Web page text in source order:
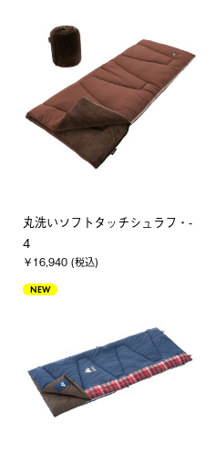
丸洗いソフトタッチシュラフ・-
4
￥16,940 (税込)
NEW